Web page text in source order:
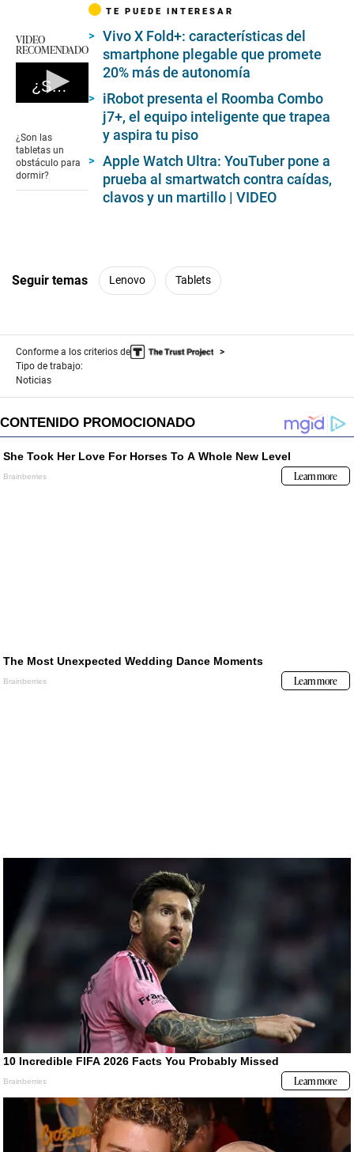
VIDEO
RECOMENDADO
¿Son las tabletas un obstáculo para dormir?
of
3
minutes,
50
¿Son las
tabletas un
obstáculo para
dormir?
TE PUEDE INTERESAR
Vivo X Fold+: características del
smartphone plegable que promete
20% más de autonomía
iRobot presenta el Roomba Combo
j7+, el equipo inteligente que trapea
y aspira tu piso
Apple Watch Ultra: YouTuber pone a
prueba al smartwatch contra caídas,
clavos y un martillo | VIDEO
Seguir temas Lenovo Tablets
Conforme a los criterios de
Tipo de trabajo:
Noticias